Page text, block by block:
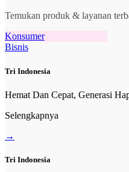
Temukan produk & layanan
Konsumer
Bisnis
Tri Indonesia
Hemat Dan Cepat, Generasi
Selengkapnya
→
Tri Indonesia